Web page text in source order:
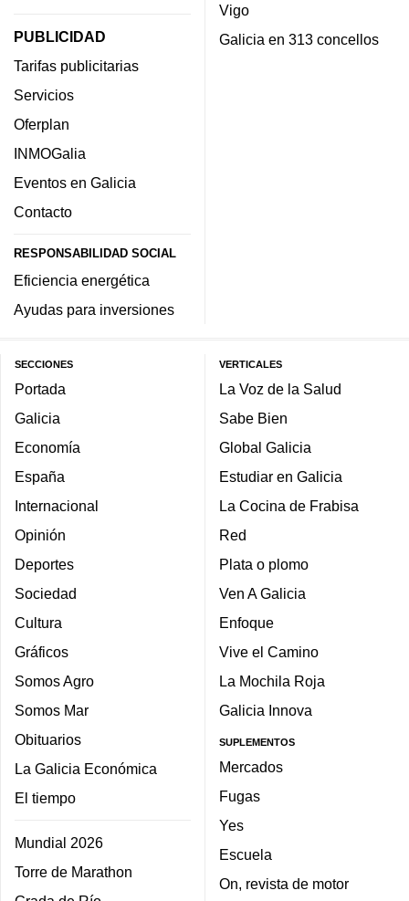
PUBLICIDAD
Tarifas publicitarias
Servicios
Oferplan
INMOGalia
Eventos en Galicia
Contacto
RESPONSABILIDAD SOCIAL
Eficiencia energética
Ayudas para inversiones
Vigo
Galicia en 313 concellos
SECCIONES
Portada
Galicia
Economía
España
Internacional
Opinión
Deportes
Sociedad
Cultura
Gráficos
Somos Agro
Somos Mar
Obituarios
La Galicia Económica
El tiempo
Mundial 2026
Torre de Marathon
VERTICALES
La Voz de la Salud
Sabe Bien
Global Galicia
Estudiar en Galicia
La Cocina de Frabisa
Red
Plata o plomo
Ven A Galicia
Enfoque
Vive el Camino
La Mochila Roja
Galicia Innova
SUPLEMENTOS
Mercados
Fugas
Yes
Escuela
On, revista de motor